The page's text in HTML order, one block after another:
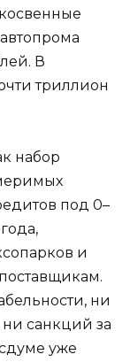
В
триллион
набор
под 0–
и
ни
санкций за
уже